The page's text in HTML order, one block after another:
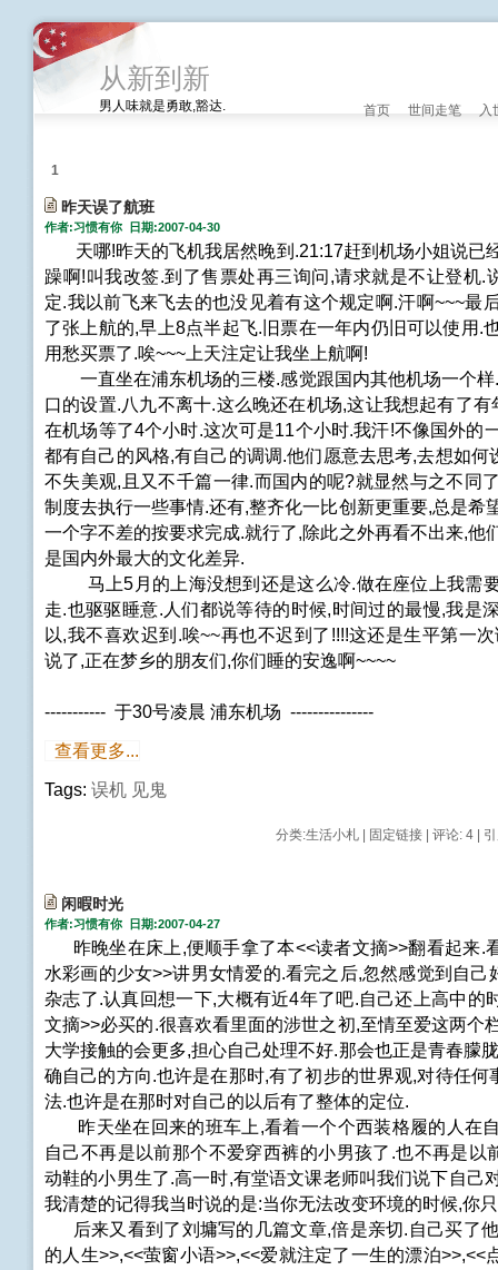
从新到新
男人味就是勇敢,豁达. 首页 世间走笔 入
1
昨天误了航班
作者:习惯有你 日期:2007-04-30
天哪!昨天的飞机我居然晚到.21:17赶到机场小姐说已
躁啊!叫我改签.到了售票处再三询问,请求就是不让登机.
定.我以前飞来飞去的也没见着有这个规定啊.汗啊~~~最
了张上航的,早上8点半起飞.旧票在一年内仍旧可以使用.
用愁买票了.唉~~~上天注定让我坐上航啊!
一直坐在浦东机场的三楼.感觉跟国内其他机场一个样
口的设置.八九不离十.这么晚还在机场,这让我想起有了有
在机场等了4个小时.这次可是11个小时.我汗!不像国外的
都有自己的风格,有自己的调调.他们愿意去思考,去想如何
不失美观,且又不千篇一律.而国内的呢?就显然与之不同
制度去执行一些事情.还有,整齐化一比创新更重要,总是希
一个字不差的按要求完成.就行了,除此之外再看不出来,他
是国内外最大的文化差异.
马上5月的上海没想到还是这么冷.做在座位上我需
走.也驱驱睡意.人们都说等待的时候,时间过的最慢,我是
以,我不喜欢迟到.唉~~再也不迟到了!!!!这还是生平第一
说了,正在梦乡的朋友们,你们睡的安逸啊~~~~
----------- 于30号凌晨 浦东机场 ---------------
查看更多...
Tags: 误机 见鬼
分类:生活小札 固定链接 评论: 4 |
闲暇时光
作者:习惯有你 日期:2007-04-27
昨晚坐在床上,便顺手拿了本<<读者文摘>>翻看起来.
水彩画的少女>>讲男女情爱的.看完之后,忽然感觉到自己
杂志了.认真回想一下,大概有近4年了吧.自己还上高中的
文摘>>必买的.很喜欢看里面的涉世之初,至情至爱这两个
大学接触的会更多,担心自己处理不好.那会也正是青春朦
确自己的方向.也许是在那时,有了初步的世界观,对待任何
法.也许是在那时对自己的以后有了整体的定位.
昨天坐在回来的班车上,看着一个个西装格履的人在
自己不再是以前那个不爱穿西裤的小男孩了.也不再是以
动鞋的小男生了.高一时,有堂语文课老师叫我们说下自己
我清楚的记得我当时说的是:当你无法改变环境的时候,你
后来又看到了刘墉写的几篇文章,倍是亲切.自己买了
的人生>>,<<萤窗小语>>,<<爱就注定了一生的漂泊>>,<<